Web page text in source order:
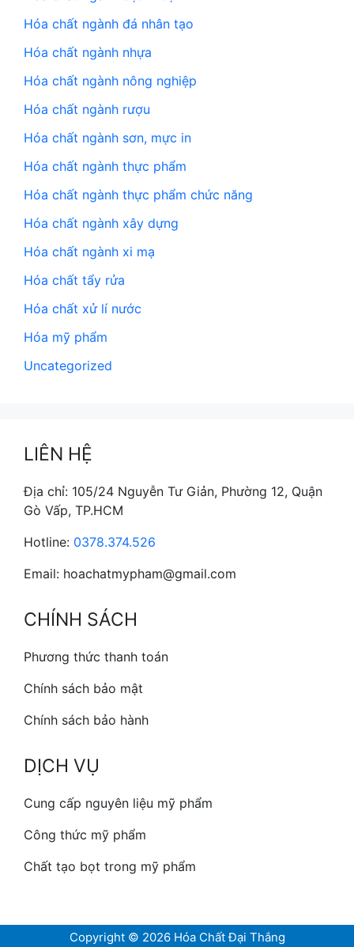
Hóa chất ngành đá nhân tạo
Hóa chất ngành nhựa
Hóa chất ngành nông nghiệp
Hóa chất ngành rượu
Hóa chất ngành sơn, mực in
Hóa chất ngành thực phẩm
Hóa chất ngành thực phẩm chức năng
Hóa chất ngành xây dựng
Hóa chất ngành xi mạ
Hóa chất tẩy rửa
Hóa chất xử lí nước
Hóa mỹ phẩm
Uncategorized
LIÊN HỆ
Địa chỉ: 105/24 Nguyễn Tư Giản, Phường 12, Quận
Gò Vấp, TP.HCM
Hotline: 0378.374.526
Email: hoachatmypham@gmail.com
CHÍNH SÁCH
Phương thức thanh toán
Chính sách bảo mật
Chính sách bảo hành
DỊCH VỤ
Cung cấp nguyên liệu mỹ phẩm
Công thức mỹ phẩm
Chất tạo bọt trong mỹ phẩm
Copyright © 2026 Hóa Chất Đại Thắng